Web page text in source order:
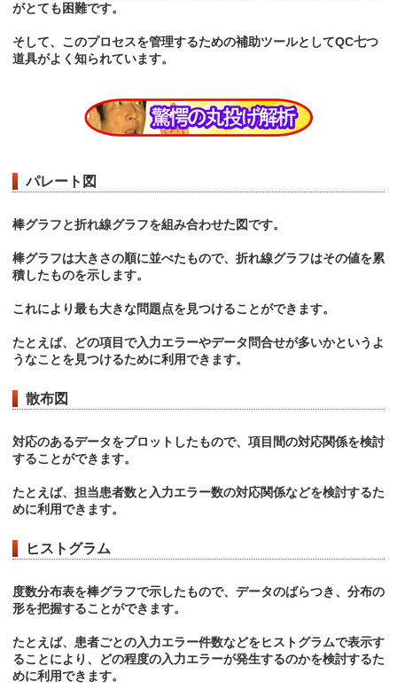
がとても困難です。
そして、このプロセスを管理するための補助ツールとしてQC七つ
道具がよく知られています。
パレート図
棒グラフと折れ線グラフを組み合わせた図です。
棒グラフは大きさの順に並べたもので、折れ線グラフはその値を累
積したものを示します。
これにより最も大きな問題点を見つけることができます。
たとえば、どの項目で入力エラーやデータ問合せが多いかというよ
うなことを見つけるために利用できます。
散布図
対応のあるデータをプロットしたもので、項目間の対応関係を検討
することができます。
たとえば、担当患者数と入力エラー数の対応関係などを検討するた
めに利用できます。
ヒストグラム
度数分布表を棒グラフで示したもので、データのばらつき、分布の
形を把握することができます。
たとえば、患者ごとの入力エラー件数などをヒストグラムで表示す
ることにより、どの程度の入力エラーが発生するのかを検討するた
めに利用できます。